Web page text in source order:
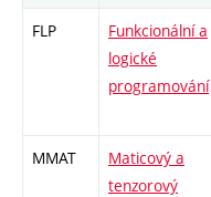
FLP
Funkcionální a
logické
programování
MMAT
Maticový a
tenzorový